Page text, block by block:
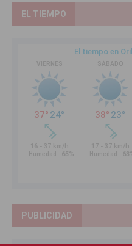
EL TIEMPO
PUBLICIDAD